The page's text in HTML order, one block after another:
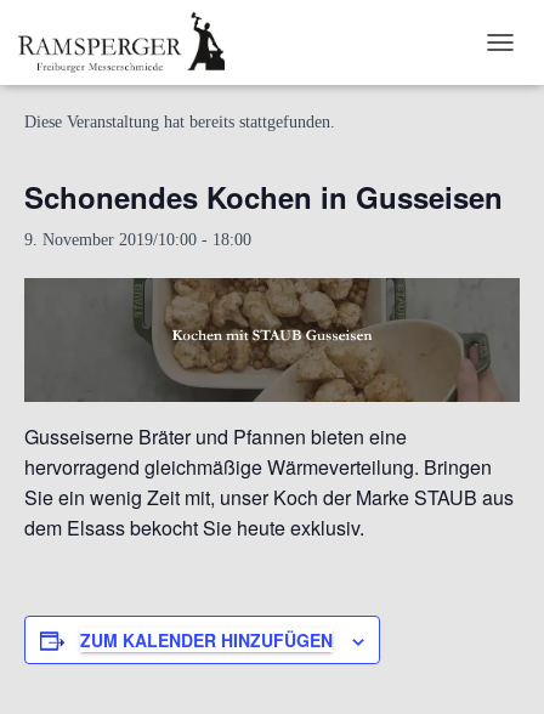
« Alle Veranstaltungen
Diese Veranstaltung hat bereits stattgefunden.
Schonendes Kochen in Gusseisen
9. November 2019/10:00 - 18:00
Gusseiserne Bräter und Pfannen bieten eine
hervorragend gleichmäßige Wärmeverteilung. Bringen
Sie ein wenig Zeit mit, unser Koch der Marke STAUB aus
dem Elsass bekocht Sie heute exklusiv.
ZUM KALENDER HINZUFÜGEN